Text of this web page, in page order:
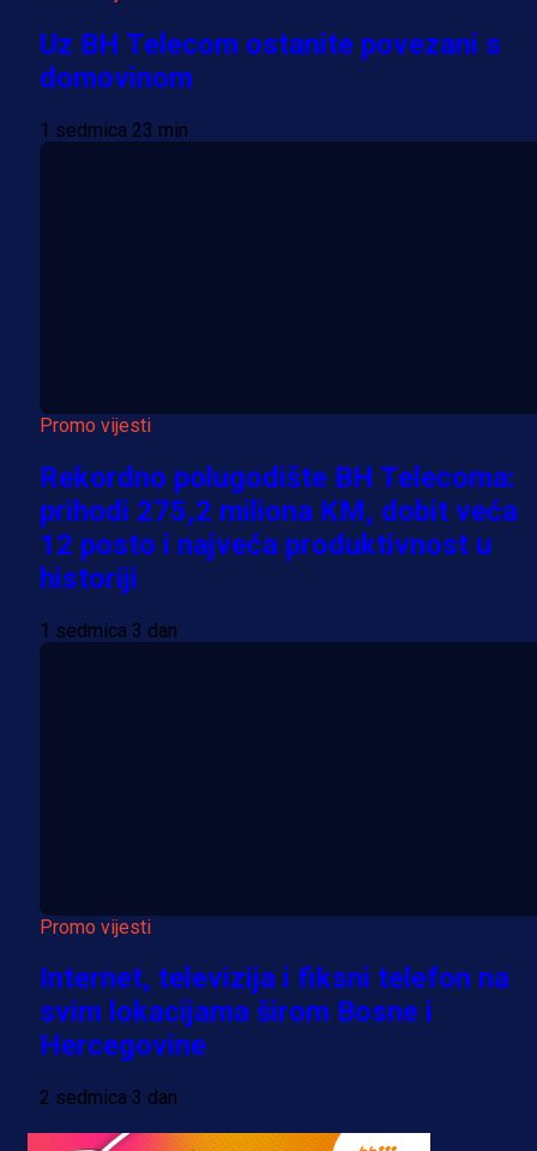
Uz BH Telecom ostanite povezani s
domovinom
1 sedmica 23 min
Promo vijesti
Rekordno polugodište BH Telecoma:
prihodi 275,2 miliona KM, dobit veća
12 posto i najveća produktivnost u
historiji
1 sedmica 3 dan
Promo vijesti
Internet, televizija i fiksni telefon na
svim lokacijama širom Bosne i
Hercegovine
2 sedmica 3 dan